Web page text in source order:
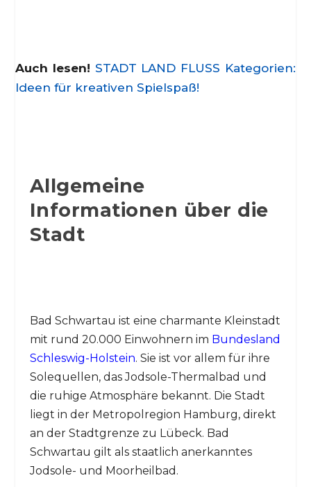
Auch lesen! STADT LAND FLUSS Kategorien:
Ideen für kreativen Spielspaß!
Allgemeine
Informationen über die
Stadt
Bad Schwartau ist eine charmante Kleinstadt
mit rund 20.000 Einwohnern im Bundesland
Schleswig-Holstein. Sie ist vor allem für ihre
Solequellen, das Jodsole-Thermalbad und
die ruhige Atmosphäre bekannt. Die Stadt
liegt in der Metropolregion Hamburg, direkt
an der Stadtgrenze zu Lübeck. Bad
Schwartau gilt als staatlich anerkanntes
Jodsole- und Moorheilbad.